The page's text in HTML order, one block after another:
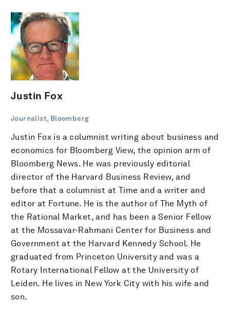
Justin Fox
Journalist, Bloomberg
Justin Fox is a columnist writing about business and
economics for Bloomberg View, the opinion arm of
Bloomberg News. He was previously editorial
director of the Harvard Business Review, and
before that a columnist at Time and a writer and
editor at Fortune. He is the author of The Myth of
the Rational Market, and has been a Senior Fellow
at the Mossavar-Rahmani Center for Business and
Government at the Harvard Kennedy School. He
graduated from Princeton University and was a
Rotary International Fellow at the University of
Leiden. He lives in New York City with his wife and
son.